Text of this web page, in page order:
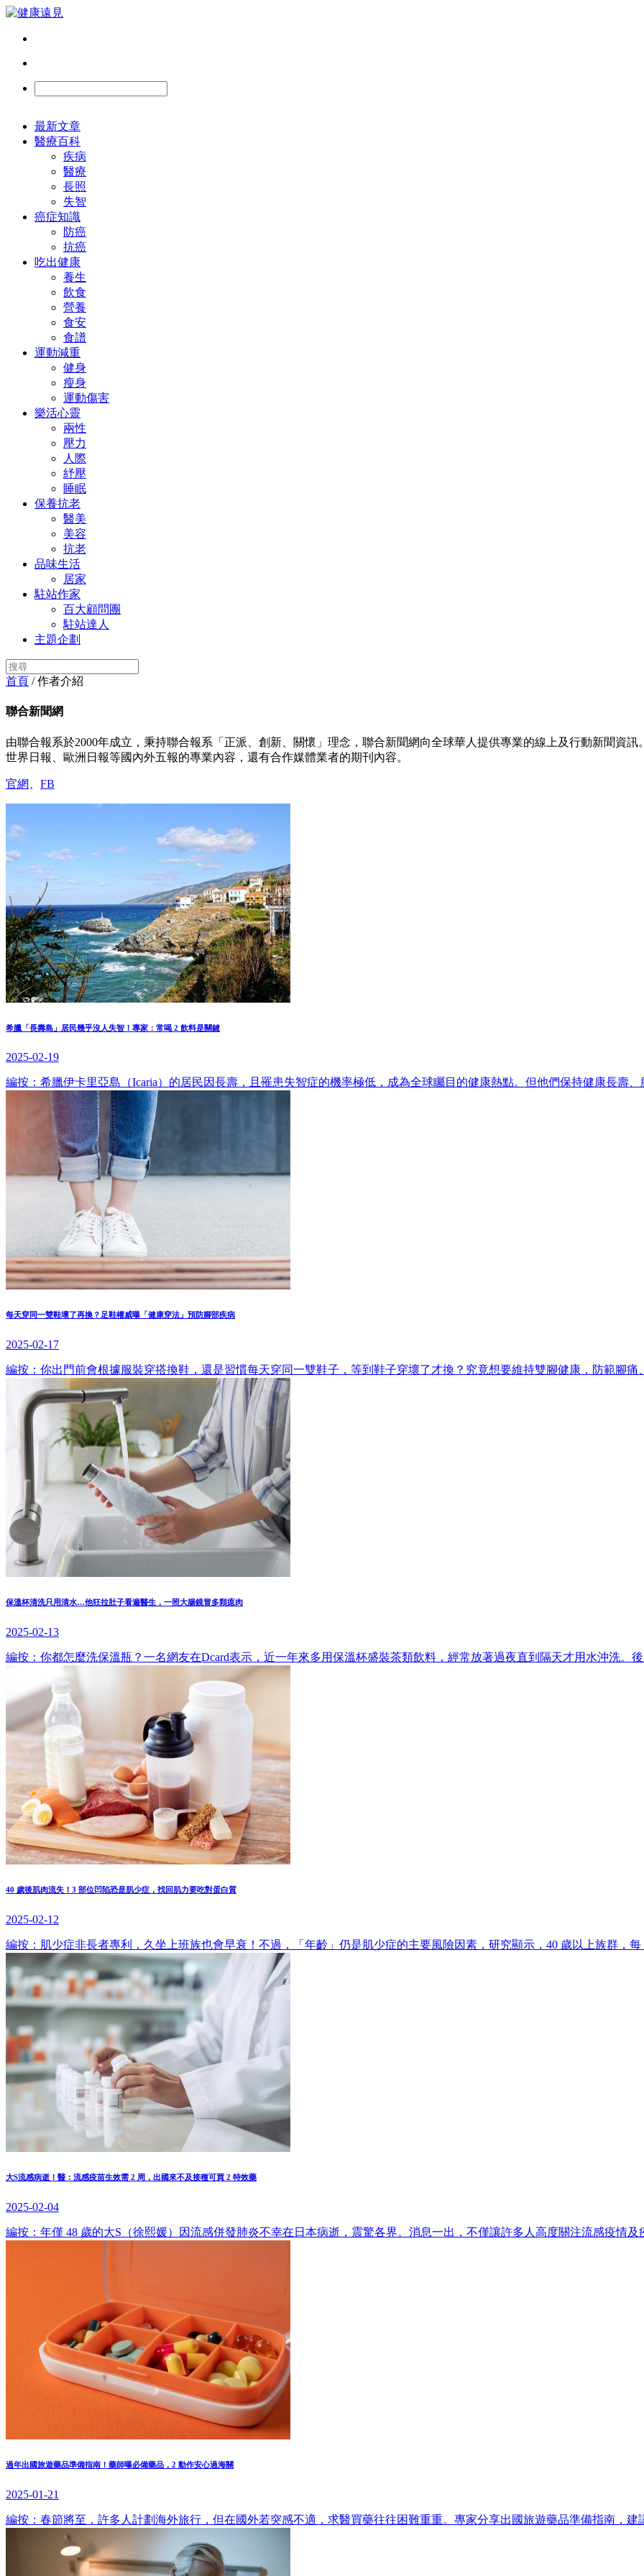
最新文章
醫療百科
疾病
醫療
長照
失智
癌症知識
防癌
抗癌
吃出健康
養生
飲食
營養
食安
食譜
運動減重
健身
瘦身
運動傷害
樂活心靈
兩性
壓力
人際
紓壓
睡眠
保養抗老
醫美
美容
抗老
品味生活
居家
駐站作家
百大顧問團
駐站達人
主題企劃
首頁 / 作者介紹
聯合新聞網
由聯合報系於2000年成立，秉持聯合報系「正派、創新、關懷」理念，聯合新聞網向全球華人提供專業的線上及行動新聞資
世界日報、歐洲日報等國內外五報的專業內容，還有合作媒體業者的期刊內容。
官網 FB
希臘「長壽島」居民幾乎沒人失智！專家：常喝 2 飲料是關鍵
2025-02-19
編按：希臘伊卡里亞島（Icaria）的居民因長壽，且罹患失智症的機率極低，成為全球矚目的健康熱點。但他們保持健康長壽
每天穿同一雙鞋壞了再換？足鞋權威曝「健康穿法」預防腳部疾病
2025-02-17
編按：你出門前會根據服裝穿搭換鞋，還是習慣每天穿同一雙鞋子，等到鞋子穿壞了才換？究竟想要維持雙腳健康，防範腳
保溫杯清洗只用清水…他狂拉肚子看遍醫生，一照大腸鏡冒多顆瘜肉
2025-02-13
編按：你都怎麼洗保溫瓶？一名網友在Dcard表示，近一年來多用保溫杯盛裝茶類飲料，經常放著過夜直到隔天才用水沖洗。
40 歲後肌肉流失！3 部位凹陷恐是肌少症，找回肌力要吃對蛋白質
2025-02-12
編按：肌少症非長者專利，久坐上班族也會早衰！不過，「年齡」仍是肌少症的主要風險因素，研究顯示，40 歲以上族群，
大S流感病逝！醫：流感疫苗生效需 2 周，出國來不及接種可買 2 特效藥
2025-02-04
編按：年僅 48 歲的大S（徐熙媛）因流感併發肺炎不幸在日本病逝，震驚各界。消息一出，不僅讓許多人高度關注流感疫情
過年出國旅遊藥品準備指南！藥師曝必備藥品，2 動作安心過海關
2025-01-21
編按：春節將至，許多人計劃海外旅行，但在國外若突感不適，求醫買藥往往困難重重。專家分享出國旅遊藥品準備指南，